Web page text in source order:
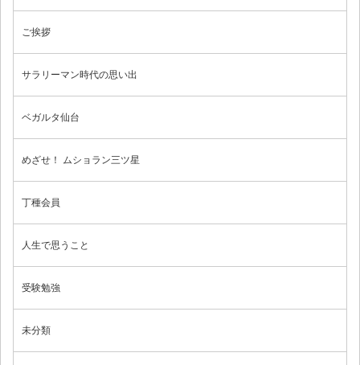
ご挨拶
サラリーマン時代の思い出
ベガルタ仙台
めざせ！ ムショラン三ツ星
丁種会員
人生で思うこと
受験勉強
未分類